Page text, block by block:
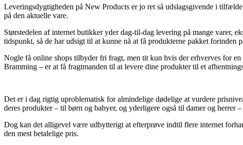
Leveringsdygtigheden på New Products er jo ret så udslagsgivende i
på den aktuelle vare.
Størstedelen af internet butikker yder dag-til-dag levering på mange varer,
tidspunkt, så de har udsigt til at kunne nå at få produkterne pakket forinden
Nogle få online shops tilbyder fri fragt, men tit kun hvis der erhverves for
Bramming – er at få fragtmanden til at levere dine produkter til et
Det er i dag rigtig uproblematisk for almindelige dødelige at vurdere
deres produkter – til børn og babyer, og yderligere også til damer og herrer
Dog kan det alligevel være udbytterigt at efterprøve indtil flere internet
den mest betalelige pris.